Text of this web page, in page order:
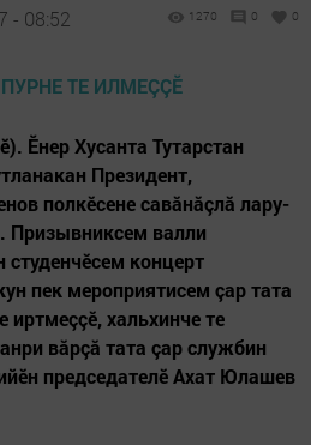
- 08:52 1270 0 0
Ӗнер Хусанта Тутарстан
Президент,
полкӗсене савăнăçлă лару-
Призывниксем валли
концерт
пек мероприятисем çар тата
иртмеççӗ, хальхинче те
вăрçă тата çар службин
председателӗ Ахат Юлашев